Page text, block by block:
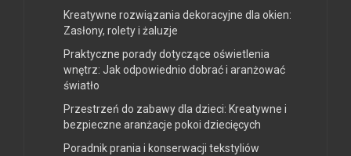
Kreatywne rozwiązania dekoracyjne dla okien:
Zasłony, rolety i żaluzje
Praktyczne porady dotyczące oświetlenia
wnętrz: Jak odpowiednio dobrać i aranżować
światło
Przestrzeń do zabawy dla dzieci: Kreatywne i
bezpieczne aranżacje pokoi dziecięcych
Poradnik prania i konserwacji tekstyliów